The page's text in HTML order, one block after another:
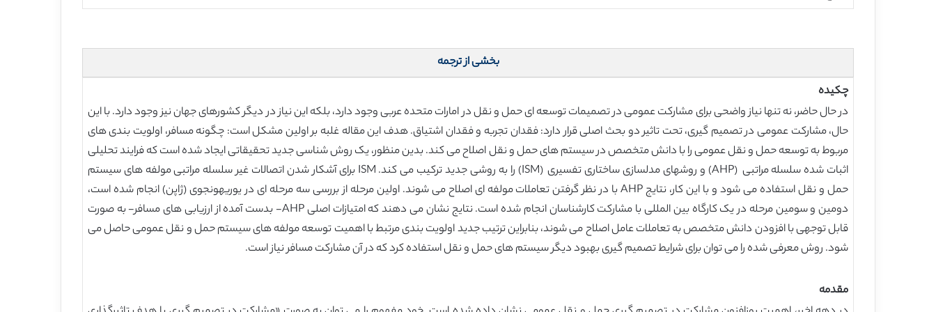
بخشی از ترجمه
چکیده
در حال حاضر، نه تنها نیاز واضحی برای مشارکت عمومی در تصمیمات توسعه ای حمل و نقل در امارات متحده عربی وجود دارد، بلکه این نیاز در دیگر کشورهای جهان نیز وجود دارد. با این
حال، مشارکت عمومی در تصمیم گیری، تحت تاثیر دو بحث اصلی قرار دارد: فقدان تجربه و فقدان اشتیاق. هدف این مقاله غلبه بر اولین مشکل است: چگونه مسافر، اولویت بندی های
مربوط به توسعه حمل و نقل عمومی را با دانش متخصص در سیستم های حمل و نقل اصلاح می کند. بدین منظور، یک روش شناسی جدید تحقیقاتی ایجاد شده است که فرایند تحلیلی
اثبات شده سلسله مراتبی (AHP) و روشهای مدلسازی ساختاری تفسیری (ISM) را به روشی جدید ترکیب می کند. ISM برای آشکار شدن اتصالات غیر سلسله مراتبی مولفه های سیستم
حمل و نقل استفاده می شود و با این کار، نتایج AHP با در نظر گرفتن تعاملات مولفه ای اصلاح می شوند. اولین مرحله از بررسی سه مرحله ای در یوریهونجوی (ژاپن) انجام شده است،
دومین و سومین مرحله در یک کارگاه بین المللی با مشارکت کارشناسان انجام شده است. نتایج نشان می دهند که امتیازات اصلی AHP- بدست آمده از ارزیابی های مسافر- به صورت
قابل توجهی با افزودن دانش متخصص به تعاملات عامل اصلاح می شوند، بنابراین ترتیب جدید اولویت بندی مرتبط با اهمیت توسعه مولفه های سیستم حمل و نقل عمومی حاصل می
شود. روش معرفی شده را می توان برای شرایط تصمیم گیری بهبود دیگر سیستم های حمل و نقل استفاده کرد که در آن مشارکت مسافر نیاز است.
مقدمه